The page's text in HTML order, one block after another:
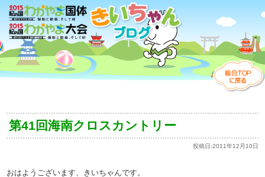
第41回海南クロスカントリー
投稿日:2011年12月10日
おはようございます、きいちゃんです。